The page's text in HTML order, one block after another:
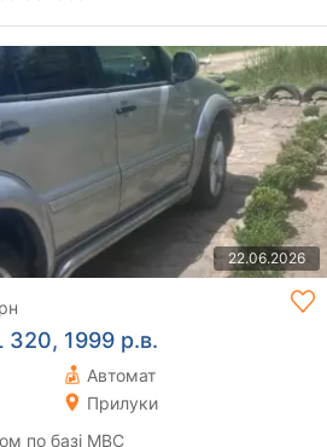
22.06.2026
320, 1999 р.в.
Автомат
Прилуки
по базі МВС